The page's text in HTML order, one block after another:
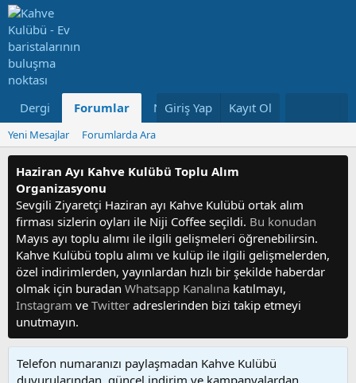
Dergi Forumlar Neler Yeni Kullanıcılar
Giriş Yap Kayıt Ol
Yeni Mesajlar Forumlarda Ara
Haziran Ayı Kahve Kulübü Toplu Alım
Organizasyonu
Sevgili Ziyaretçi Haziran ayı Kahve Kulübü ortak alım
firması sizlerin oyları ile Niji Coffee seçildi. Bu konudan
Mayıs ayı toplu alımı ile ilgili gelişmeleri öğrenebilirsin.
Kahve Kulübü toplu alımı ve kulüp ile ilgili gelişmelerden,
özel indirimlerden, yayınlardan hızlı bir şekilde haberdar
olmak için buradan Whatsapp Kanalına katılmayı,
Instagram ve Twitter adreslerinden bizi takip etmeyi
unutmayın.
Telefon numaranızı paylaşmadan Kahve Kulübü
duyurularından, güncel indirim ve kampanyalardan